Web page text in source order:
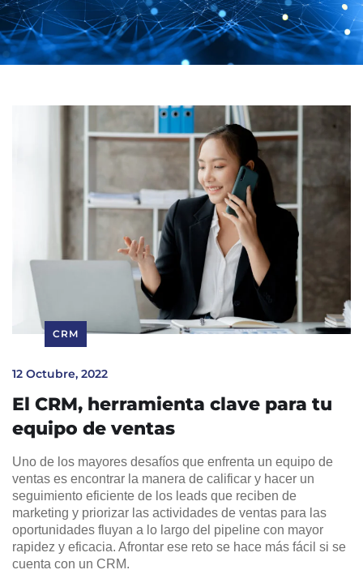
CRM
12 Octubre, 2022
El CRM, herramienta clave para tu
equipo de ventas
Uno de los mayores desafíos que enfrenta un equipo de
ventas es encontrar la manera de calificar y hacer un
seguimiento eficiente de los leads que reciben de
marketing y priorizar las actividades de ventas para las
oportunidades fluyan a lo largo del pipeline con mayor
rapidez y eficacia. Afrontar ese reto se hace más fácil si se
cuenta con un CRM.